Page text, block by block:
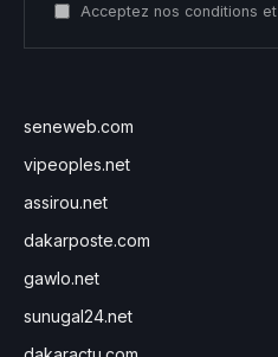
Acceptez nos conditions et
seneweb.com
vipeoples.net
assirou.net
dakarposte.com
gawlo.net
sunugal24.net